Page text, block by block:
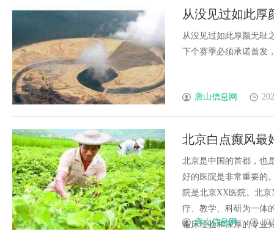
从没见过如此厚
从没见过如此厚颜无耻
下个赛季必须承诺首发
唐山信息网
北京白点癫风最
北京是中国的首都，也
好的医院是非常重要的
院是北京XX医院。北
疗、教学、科研为一体
临床经验和深厚的专业
唐山信息网